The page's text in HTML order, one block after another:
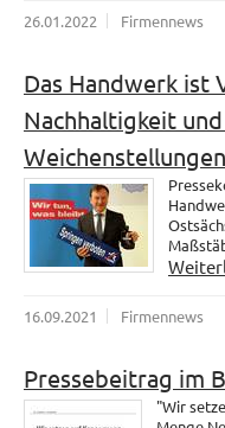
26.01.2022 Firmennews
Das Handwerk ist
Nachhaltigkeit
16.09.2021 Firmennews
Pressebeitrag im
"Wir